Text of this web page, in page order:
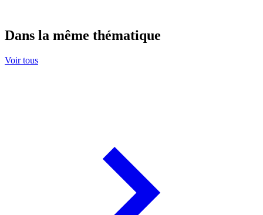
Dans la même thématique
Voir tous